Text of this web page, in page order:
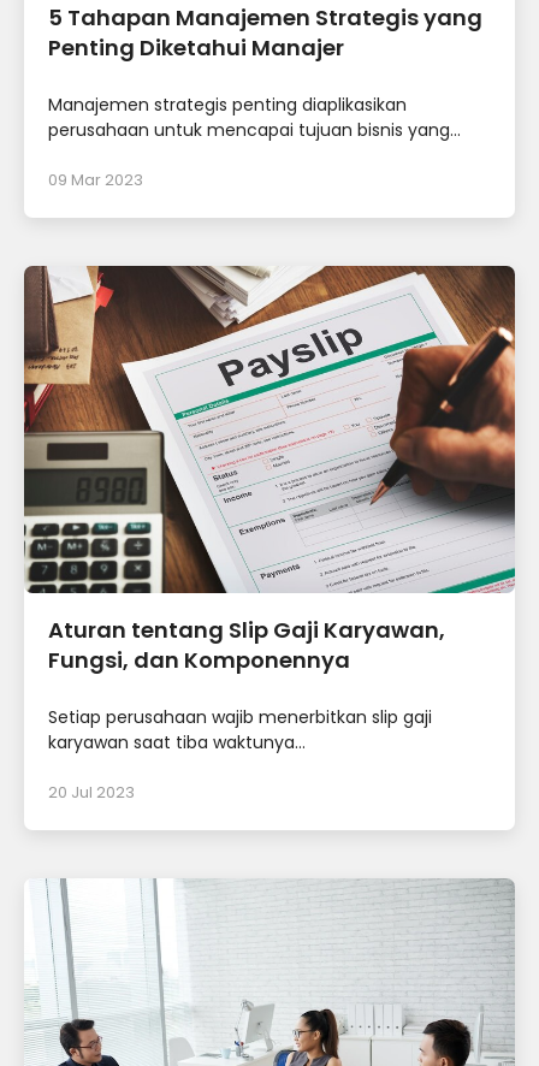
5 Tahapan Manajemen Strategis yang
Penting Diketahui Manajer
Manajemen strategis penting diaplikasikan
perusahaan untuk mencapai tujuan bisnis yang...
09 Mar 2023
Aturan tentang Slip Gaji Karyawan,
Fungsi, dan Komponennya
Setiap perusahaan wajib menerbitkan slip gaji
karyawan saat tiba waktunya...
20 Jul 2023